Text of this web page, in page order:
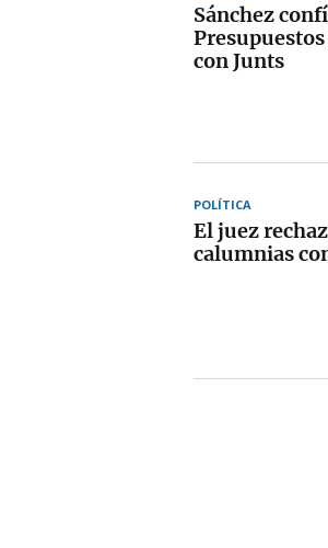
Sánchez
con Junts
POLÍTICA
El juez
calumnias